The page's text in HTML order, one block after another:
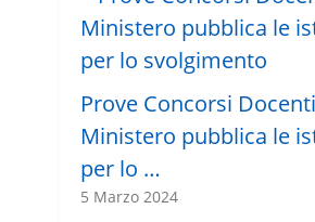
Prove Concorsi
Ministero pubblica le
per lo …
5 Marzo 2024